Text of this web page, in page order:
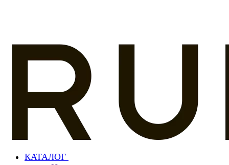
КАТАЛОГ